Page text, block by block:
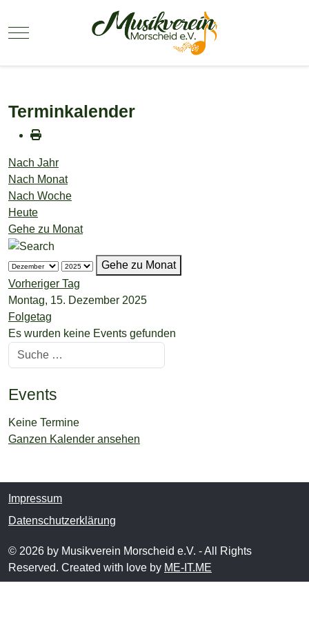
Mobile Menu Toggle
Terminkalender
Nach Jahr
Nach Monat
Nach Woche
Heute
Gehe zu Monat
Gehe zu Monat
Vorheriger Tag
Montag, 15. Dezember 2025
Folgetag
Es wurden keine Events gefunden
Suchen
Events
Keine Termine
Ganzen Kalender ansehen
Impressum
Datenschutzerklärung
© 2026 by Musikverein Morscheid e.V. - All Rights
Reserved. Created with love by ME-IT.ME